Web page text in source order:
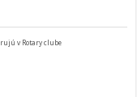
v Rotary clube